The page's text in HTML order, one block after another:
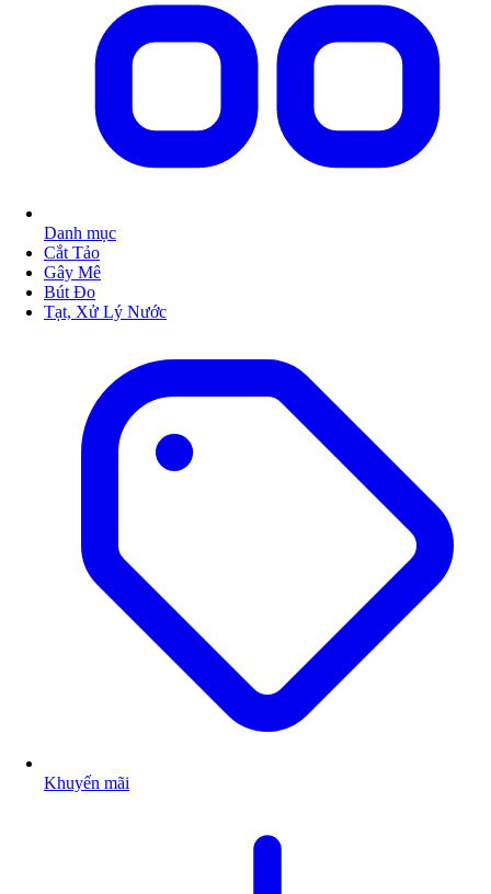
Danh mục
Cắt Tảo
Gây Mê
Bút Đo
Tạt, Xử Lý Nước
Khuyến mãi